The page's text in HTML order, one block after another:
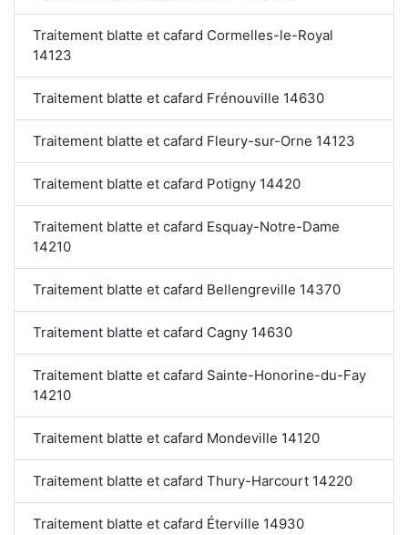
Traitement blatte et cafard Cormelles-le-Royal
14123
Traitement blatte et cafard Frénouville 14630
Traitement blatte et cafard Fleury-sur-Orne 14123
Traitement blatte et cafard Potigny 14420
Traitement blatte et cafard Esquay-Notre-Dame
14210
Traitement blatte et cafard Bellengreville 14370
Traitement blatte et cafard Cagny 14630
Traitement blatte et cafard Sainte-Honorine-du-Fay
14210
Traitement blatte et cafard Mondeville 14120
Traitement blatte et cafard Thury-Harcourt 14220
Traitement blatte et cafard Éterville 14930